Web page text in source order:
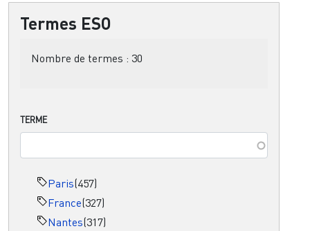
Termes ESO
Nombre de termes : 30
TERME
Paris(457)
France(327)
Nantes(317)